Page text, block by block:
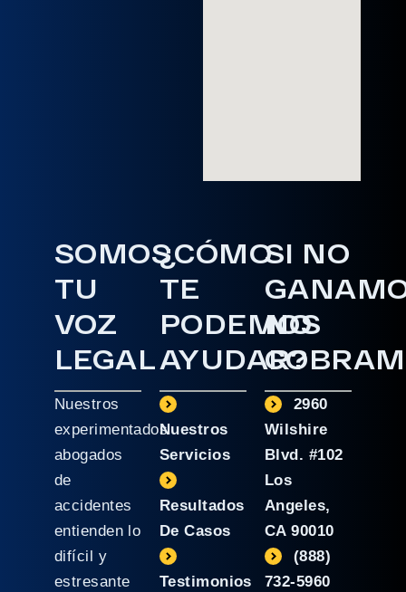
SOMOS
TU
VOZ
LEGAL
Nuestros
experimentados
abogados
de
accidentes
entienden lo
difícil y
estresante
¿CÓMO
TE
PODEMOS
AYUDAR?
Nuestros
Servicios
Resultados
De Casos
Testimonios
SI NO
NO
2960
Wilshire
Blvd. #102
Los
Angeles,
CA 90010
(888)
732-5960